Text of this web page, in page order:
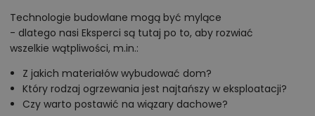
pokój na parterze
Parter został podzielony na część wspólną oraz
pomieszczenia wspierające codzienne
funkcjonowanie domu. Z przedsionka można przejść
zarówno do holu, jak i do kotłowni. Takie rozwiązanie
Technologie budowlane mogą być mylące
- dlatego nasi Eksperci są tutaj po to, aby rozwiać
wszelkie wątpliwości, m.in.:
Z jakich materiałów wybudować dom?
Który rodzaj ogrzewania jest najtańszy w eksploatacji?
Czy warto postawić na wiązary dachowe?